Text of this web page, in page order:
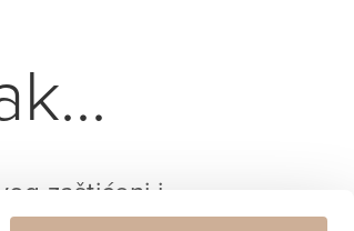
zaštićeni i